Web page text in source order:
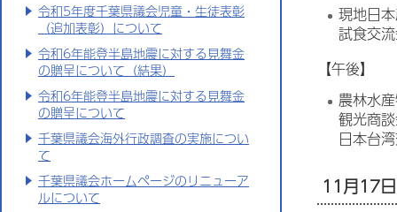
令和5年度千葉県議会児童・生徒表彰
（追加表彰）について
令和6年能登半島地震に対する見舞金
の贈呈について（結果）
令和6年能登半島地震に対する見舞金
の贈呈について
千葉県議会海外行政調査の実施につい
て
千葉県議会ホームページのリニューア
ルについて
現地日
試食交
【午後】
農林水
観光商
日本台
11月17